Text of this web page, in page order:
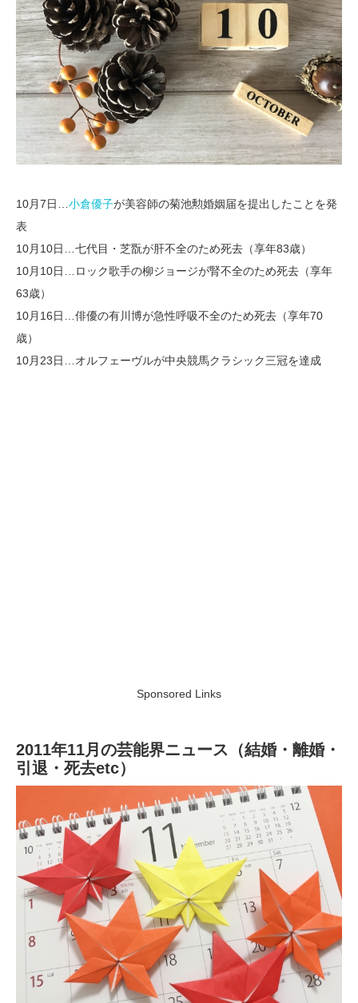
10月7日… 小倉優子が美容師の菊池勲婚姻届を提出したことを発
表
10月10日…七代目・芝翫が肝不全のため死去（享年83歳）
10月10日…ロック歌手の柳ジョージが腎不全のため死去（享年
63歳）
10月16日…俳優の有川博が急性呼吸不全のため死去（享年70
歳）
10月23日…オルフェーヴルが中央競馬クラシック三冠を達成
Sponsored Links
2011年11月の芸能界ニュース（結婚・離婚・
引退・死去etc）